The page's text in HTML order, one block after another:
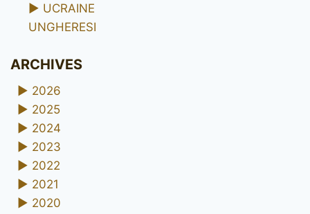
► UCRAINE
UNGHERESI
ARCHIVES
► 2026
► 2025
► 2024
► 2023
► 2022
► 2021
► 2020